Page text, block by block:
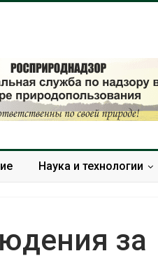
Наука и технологии
за